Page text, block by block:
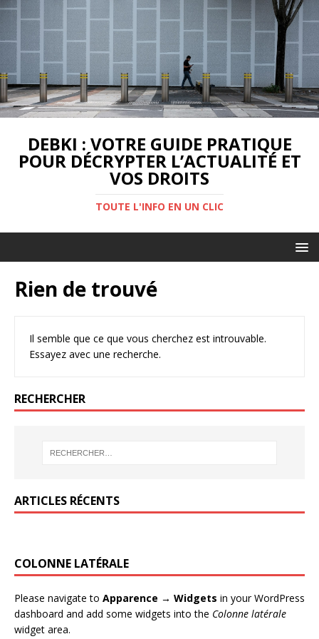
DEBKI : VOTRE GUIDE PRATIQUE
POUR DÉCRYPTER L’ACTUALITÉ ET
VOS DROITS
TOUTE L'INFO EN UN CLIC
Rien de trouvé
Il semble que ce que vous cherchez est introuvable.
Essayez avec une recherche.
RECHERCHER
ARTICLES RÉCENTS
COLONNE LATÉRALE
Please navigate to Apparence → Widgets in your WordPress
dashboard and add some widgets into the Colonne latérale
widget area.